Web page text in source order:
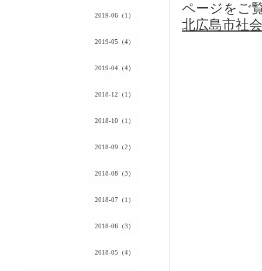
2019-06（1）
2019-05（4）
2019-04（4）
2018-12（1）
2018-10（1）
2018-09（2）
2018-08（3）
2018-07（1）
2018-06（3）
2018-05（4）
ページをご
北広島市社